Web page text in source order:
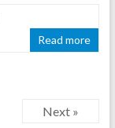
Read more
Next »